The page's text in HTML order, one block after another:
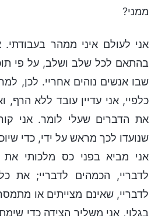
ממני?
אני לעולם איני ממהר
בהתאם לכל שלב ושלב, על פי
שבו אנשים נוהים אחריי. לכן,
כלפיי, אני עדיין עובד ללא הרף,
את הדברים שעלי לומר. אני
שנועדו לכך מראש על ידי, כדי
אני מביא בפני כס מלכותי
לדבריי, הכמהים לדבריי; את
לדבריי, שאינם מצייתים או
בגלוי, אני משליך הצידה כדי